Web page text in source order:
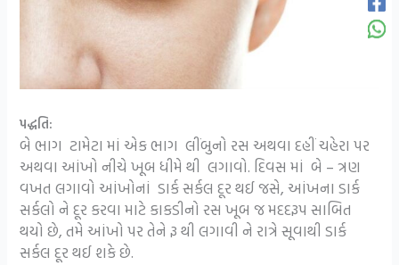
પદ્ધતિ:
બે ભાગ ટામેટા માં એક ભાગ લીંબુનો રસ અથવા દહીં ચહેરા પર
અથવા આંખો નીચે ખૂબ ધીમે થી લગાવો. દિવસ માં બે – ત્રણ
વખત લગાવો આંખોનાં ડાર્ક સર્કલ દૂર થઈ જસે, આંખના ડાર્ક
સર્કલો ને દૂર કરવા માટે કાકડીનો રસ ખૂબ જ મદદરૂપ સાબિત
થયો છે, તમે આંખો પર તેને રૂ થી લગાવી ને રાત્રે સૂવાથી ડાર્ક
સર્કલ દૂર થઈ શકે છે.